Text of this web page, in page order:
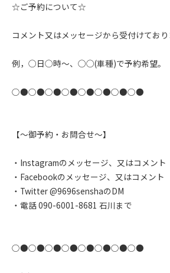
☆ご予約について☆
コメント又はメッセージから受付けており
例，◯日◯時〜、◯◯(車種)で予約希望。
○●○●○●○●○●○●○●○●
【〜御予約・お問合せ〜】
・Instagramのメッセージ、又はコメント
・Facebookのメッセージ、又はコメント
・Twitter @9696senshaのDM
・電話 090-6001-8681 石川まで
○●○●○●○●○●○●○●○●